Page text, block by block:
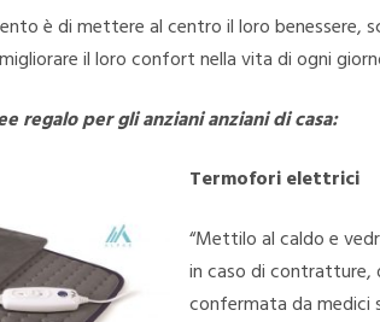
è di mettere al centro il loro benessere,
il loro confort nella vita di ogni
regalo per gli anziani anziani di casa:
Termofori elettrici
“Mettilo al caldo e
in caso di contratture,
confermata da medici